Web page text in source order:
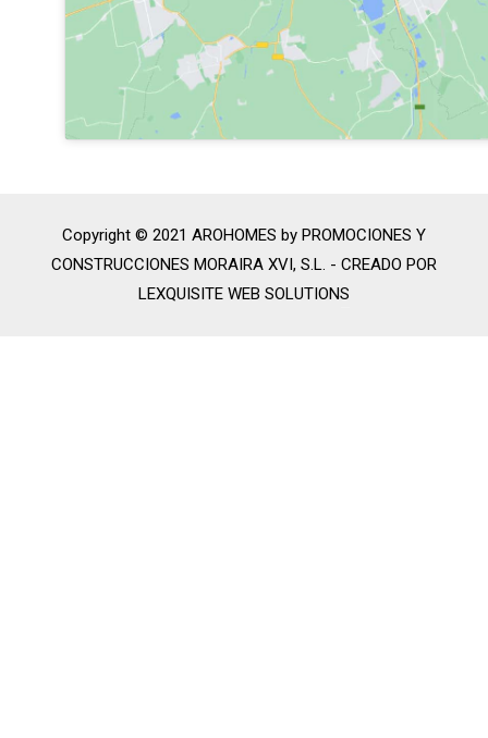
Copyright © 2021 AROHOMES by PROMOCIONES Y
CONSTRUCCIONES MORAIRA XVI, S.L. - CREADO POR
LEXQUISITE WEB SOLUTIONS